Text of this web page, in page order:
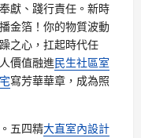
獻、踐行責任。新時
金箔！你的物質波動
之心，扛起時代任
價值融進民生社區室
寫芳華華章，成為照
五四精大直室內設計